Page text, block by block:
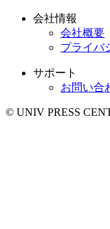
会社情報
会社概要
プライバ
サポート
お問い合
© UNIV PRESS